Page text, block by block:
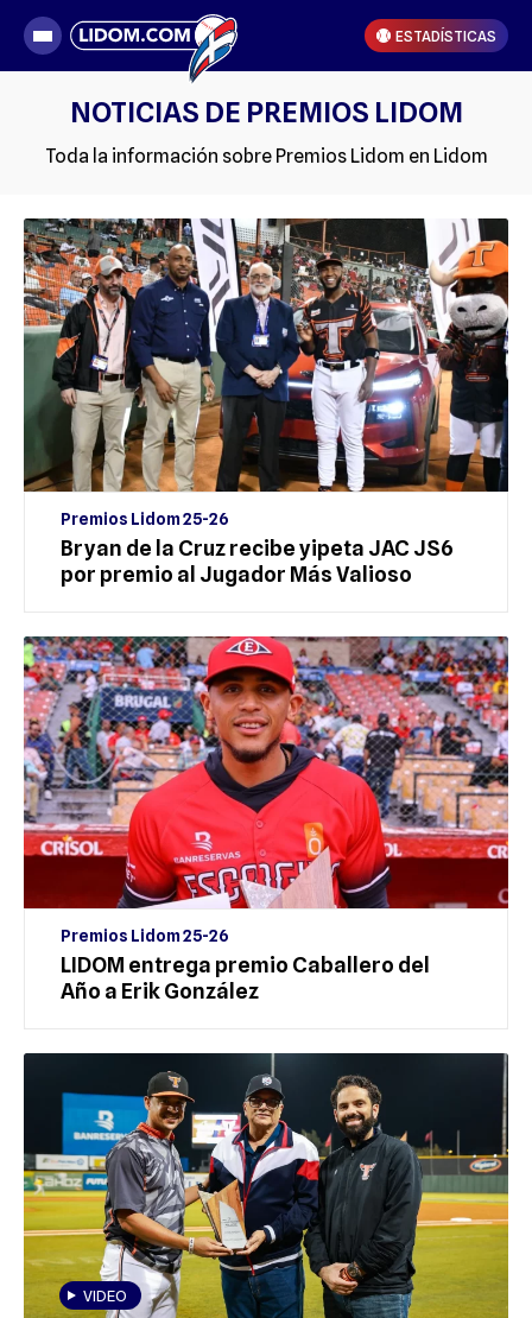
ESTADÍSTICAS
NOTICIAS DE PREMIOS LIDOM
Toda la información sobre Premios Lidom en Lidom
Premios Lidom 25-26
Bryan de la Cruz recibe yipeta JAC JS6
por premio al Jugador Más Valioso
Premios Lidom 25-26
LIDOM entrega premio Caballero del
Año a Erik González
VIDEO